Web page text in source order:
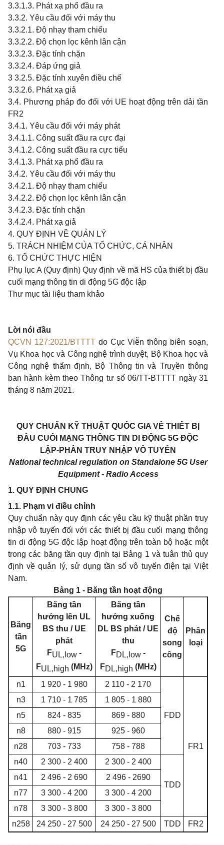
3.3.1.3. Phát xạ phổ đầu ra
3.3.2. Yêu cầu đối với máy thu
3.3.2.1. Độ nhạy tham chiếu
3.3.2.2. Độ chọn lọc kênh lân cận
3.3.2.3. Đặc tính chặn
3.3.2.4. Đáp ứng giả
3 3.2.5. Đặc tính xuyên điều chế
3.3.2.6. Phát xạ giả
3.4. Phương pháp đo đối với UE hoạt động trên dải tần
FR2
3.4.1. Yêu cầu đối với máy phát
3.4.1.1. Công suất đầu ra cực đại
3.4.1.2. Công suất đầu ra cực tiểu
3.4.1.3. Phát xạ phổ đầu ra
3.4.2. Yêu cầu đối với máy thu
3.4.2.1. Độ nhạy tham chiếu
3.4.2.2. Độ chọn lọc kênh lân cận
3.4.2.3. Đặc tính chặn
3.4.2.4. Phát xạ giả
4. QUY ĐỊNH VỀ QUẢN LÝ
5. TRÁCH NHIỆM CỦA TỔ CHỨC, CÁ NHÂN
6. TỔ CHỨC THỰC HIỆN
Phụ lục A (Quy định) Quy định về mã HS của thiết bị đầu
cuối mạng thông tin di động 5G độc lập
Thư mục tài liệu tham khảo
Lời nói đầu
QCVN 127:2021/BTTTTdo Cục Viễn thông biên soạn,
Vụ Khoa học và Công nghệ trình duyệt, Bộ Khoa học và
Công nghệ thẩm định, Bộ Thông tin và Truyền thông
ban hành kèm theo Thông tư số 06/TT-BTTTT ngày 31
tháng 8 năm 2021.
QUY CHUẨN KỸ THUẬT QUỐC GIA VỀ THIẾT BỊ
ĐẦU CUỐI MẠNG THÔNG TIN DI ĐỘNG 5G ĐỘC
LẬP-PHẦN TRUY NHẬP VÔ TUYẾN
National technical regulation on Standalone 5G User
Equipment - Radio Access
1. QUY ĐỊNH CHUNG
1.1. Phạm vi điều chỉnh
Quy chuẩn này quy định các yêu cầu kỹ thuật phần truy
nhập vô tuyến đối với các thiết bị đầu cuối mạng thông
tin di động 5G độc lập hoạt động trên toàn bộ hoặc một
trong các băng tần quy định tại Bảng 1 và tuân thủ quy
định về quản lý, sử dụng tần số vô tuyến điện tại Việt
Nam.
Bảng 1 - Băng tần hoạt động
Băng
tần
5G
Băng tần
hướng lên UL
BS thu / UE
phát
FUL,l ow-
FUL,high (MHz)
Băng tần
hướng xuống
DL BS phát / UE
thu
FDL,l ow-
FD L,high (MHz)
Chế
độ
song
công
Phân
loại
n1 1 920 - 1 980 2 110 - 2 170
FDD
FR1
n3 1 710 - 1 785
1 805 - 1 880
n5
824 - 835
869 - 880
n8
880 - 915
925 - 960
n28
703 - 733
758 - 788
n40
2 300 - 2 400 2 300 - 2 400
TDD
n41 2 496 - 2 690
2 496 - 2690
n77
3 300 - 4 200
3 300 - 4 200
n78
3 300 - 3 800
3 300 - 3 800
n258
24 250 - 27 500 24 250 - 27 500 TDD FR2